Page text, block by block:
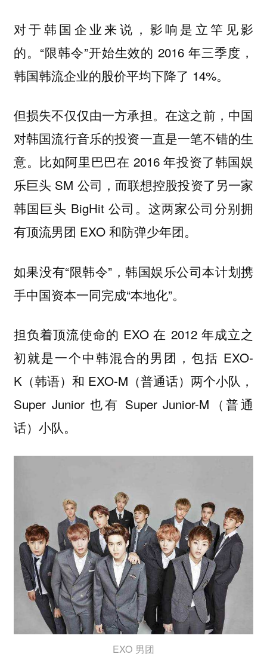
对于韩国企业来说，影响是立竿见影
的。“限韩令”开始生效的 2016 年三季度，
韩国韩流企业的股价平均下降了 14%。
但损失不仅仅由一方承担。在这之前，中国
对韩国流行音乐的投资一直是一笔不错的生
意。比如阿里巴巴在 2016 年投资了韩国娱
乐巨头 SM 公司，而联想控股投资了另一家
韩国巨头 BigHit 公司。这两家公司分别拥
有顶流男团 EXO 和防弹少年团。
如果没有“限韩令”，韩国娱乐公司本计划携
手中国资本一同完成“本地化”。
担负着顶流使命的 EXO 在 2012 年成立之
初就是一个中韩混合的男团，包括 EXO-
K（韩语）和 EXO-M（普通话）两个小队，
Super Junior 也有 Super Junior-M（普通
话）小队。
EXO 男团